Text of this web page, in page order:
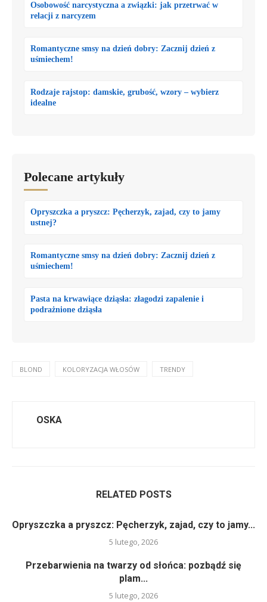
Osobowość narcystyczna a związki: jak przetrwać w
relacji z narcyzem
Romantyczne smsy na dzień dobry: Zacznij dzień z
uśmiechem!
Rodzaje rajstop: damskie, grubość, wzory – wybierz
idealne
Polecane artykuły
Opryszczka a pryszcz: Pęcherzyk, zajad, czy to jamy
ustnej?
Romantyczne smsy na dzień dobry: Zacznij dzień z
uśmiechem!
Pasta na krwawiące dziąsła: złagodzi zapalenie i
podrażnione dziąsła
BLOND KOLORYZACJA WŁOSÓW TRENDY
OSKA
RELATED POSTS
Opryszczka a pryszcz: Pęcherzyk, zajad, czy to jamy...
5 lutego, 2026
Przebarwienia na twarzy od słońca: pozbądź się
plam...
5 lutego, 2026